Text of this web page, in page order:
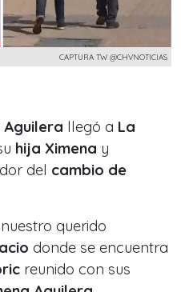
CAPTURA TW @CHVNOTICIAS
Aguilera llegó a La
hija Ximena y
del cambio de
querido
donde se encuentra
reunido con sus